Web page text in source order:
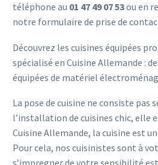
téléphone au 01 47 49 07 53ou en
notre formulaire de prise de
Découvrez les cuisines équipées
spécialisé en Cuisine Allemande :
équipées de matériel
La pose de cuisine ne consiste pas
l’installation de cuisines chic, elle
Cuisine Allemande, la cuisine est
Pour cela, nos cuisinistes sont à